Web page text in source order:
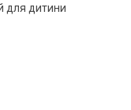
для дитини